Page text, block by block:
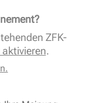
ZFK-
aktivieren.